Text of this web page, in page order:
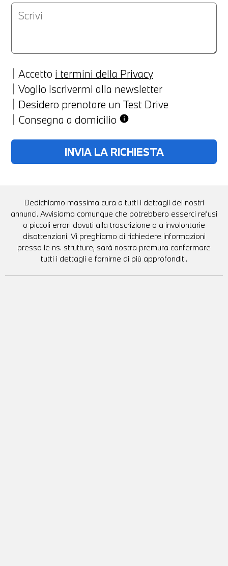
Accetto i termini della Privacy
Voglio iscrivermi alla newsletter
Desidero prenotare un Test Drive
Consegna a domicilio info
Dedichiamo massima cura a tutti i dettagli dei nostri
annunci. Avvisiamo comunque che potrebbero esserci refusi
o piccoli errori dovuti alla trascrizione o a involontarie
disattenzioni. Vi preghiamo di richiedere informazioni
presso le ns. strutture, sarà nostra premura confermare
tutti i dettagli e fornirne di più approfonditi.